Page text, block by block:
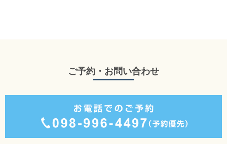
ご予約・お問い合わせ